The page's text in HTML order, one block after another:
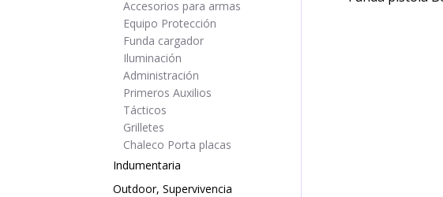
Accesorios para armas
Equipo Protección
Funda cargador
Iluminación
Administración
Primeros Auxilios
Tácticos
Grilletes
Chaleco Porta placas
Indumentaria
Outdoor, Supervivencia